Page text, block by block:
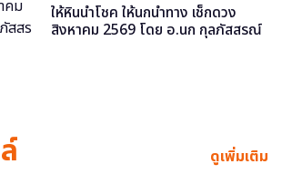
ให้หินนำโชค ให้นกนำทาง เช็กดวง
สิงหาคม 2569 โดย อ.นก กุลภัสสรณ์
ดูเพิ่มเติม